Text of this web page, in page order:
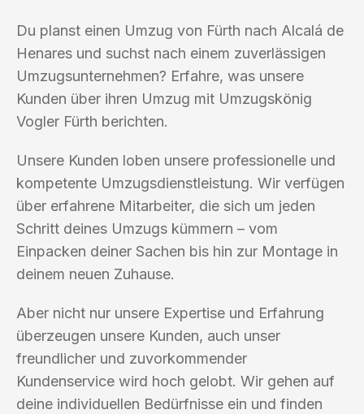
Du planst einen Umzug von Fürth nach Alcalá de
Henares und suchst nach einem zuverlässigen
Umzugsunternehmen? Erfahre, was unsere
Kunden über ihren Umzug mit Umzugskönig
Vogler Fürth berichten.
Unsere Kunden loben unsere professionelle und
kompetente Umzugsdienstleistung. Wir verfügen
über erfahrene Mitarbeiter, die sich um jeden
Schritt deines Umzugs kümmern – vom
Einpacken deiner Sachen bis hin zur Montage in
deinem neuen Zuhause.
Aber nicht nur unsere Expertise und Erfahrung
überzeugen unsere Kunden, auch unser
freundlicher und zuvorkommender
Kundenservice wird hoch gelobt. Wir gehen auf
deine individuellen Bedürfnisse ein und finden